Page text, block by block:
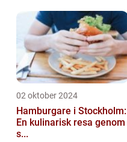
02 oktober 2024
Hamburgare i Stockholm:
En kulinarisk resa genom
s...